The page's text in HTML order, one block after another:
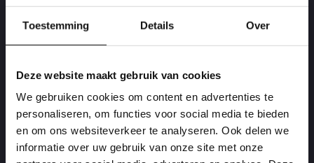
Toestemming Details Over
Deze website maakt gebruik van cookies
We gebruiken cookies om content en advertenties te
personaliseren, om functies voor social media te bieden
en om ons websiteverkeer te analyseren. Ook delen we
informatie over uw gebruik van onze site met onze